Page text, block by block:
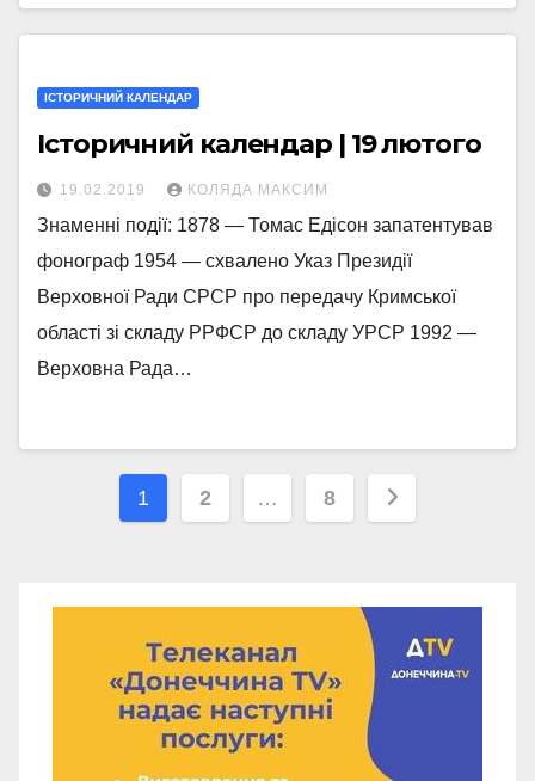
ІСТОРИЧНИЙ КАЛЕНДАР
Історичний календар | 19 лютого
19.02.2019 КОЛЯДА МАКСИМ
Знаменні події: 1878 — Томас Едісон запатентував
фонограф 1954 — схвалено Указ Президії
Верховної Ради СРСР про передачу Кримської
області зі складу РРФСР до складу УРСР 1992 —
Верховна Рада…
Навігація
1 2 … 8